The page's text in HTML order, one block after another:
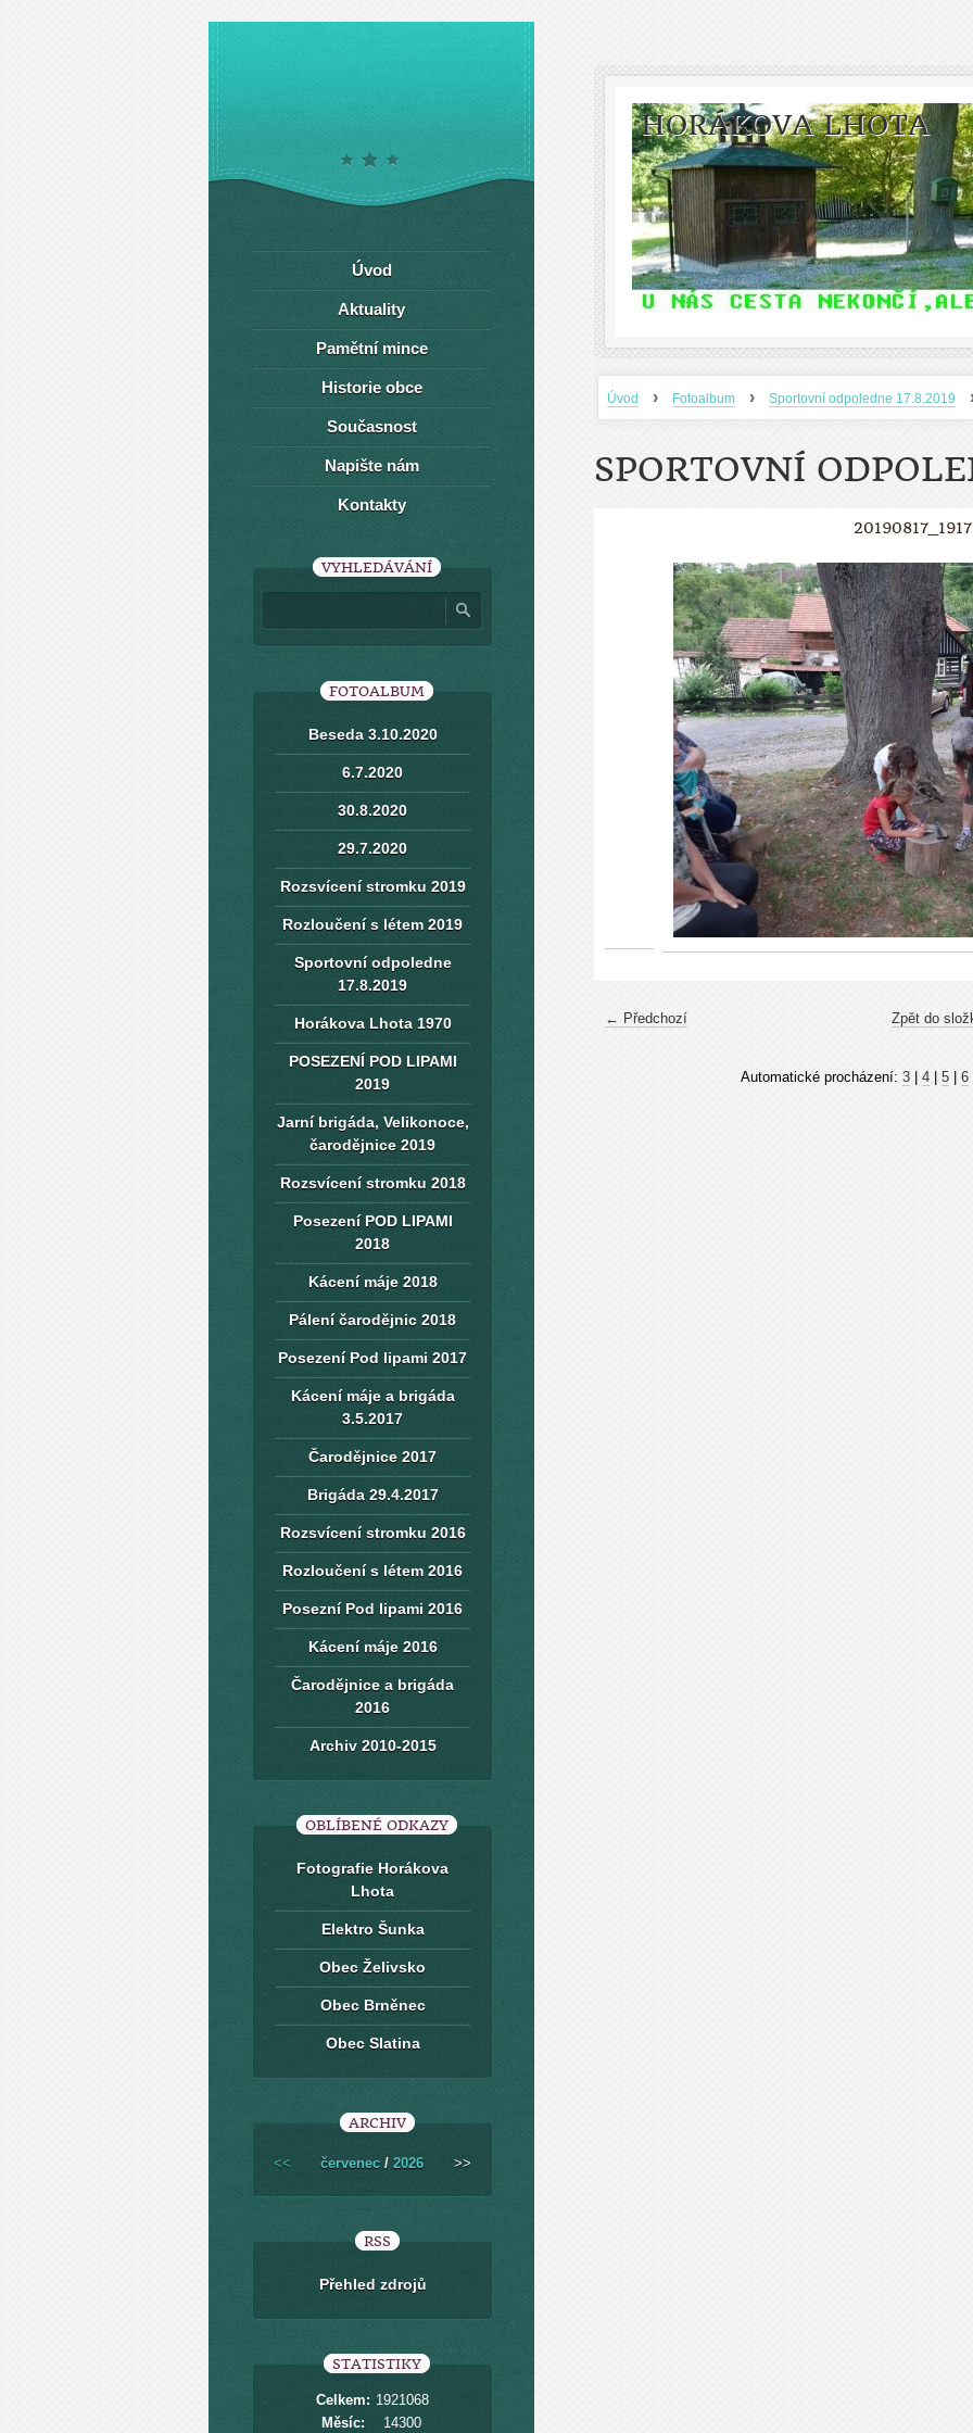
HORÁKOVA LHOTA
Úvod › Fotoalbum › Sportovní odpoledne 17.8.2019
SPORTOVNÍ
← Předchozí Zpět do
Automatické procházení: 3| 4| 5| 6
Úvod
Aktuality
Pamětní mince
Historie obce
Současnost
Napište nám
Kontakty
VYHLEDÁVÁNÍ
FOTOALBUM
Beseda 3.10.2020
6.7.2020
30.8.2020
29.7.2020
Rozsvícení stromku 2019
Rozloučení s létem 2019
Sportovní odpoledne
17.8.2019
Horákova Lhota 1970
POSEZENÍ POD LIPAMI
2019
Jarní brigáda, Velikonoce,
čarodějnice 2019
Rozsvícení stromku 2018
Posezení POD LIPAMI
2018
Kácení máje 2018
Pálení čarodějnic 2018
Posezení Pod lipami 2017
Kácení máje a brigáda
3.5.2017
Čarodějnice 2017
Brigáda 29.4.2017
Rozsvícení stromku 2016
Rozloučení s létem 2016
Posezní Pod lipami 2016
Kácení máje 2016
Čarodějnice a brigáda
2016
Archiv 2010-2015
OBLÍBENÉ ODKAZY
Fotografie Horákova
Lhota
Elektro Šunka
Obec Želivsko
Obec Brněnec
Obec Slatina
ARCHIV
<< červenec / 2026 >>
RSS
Přehled zdrojů
STATISTIKY
Celkem: 1921068
Měsíc:
14300